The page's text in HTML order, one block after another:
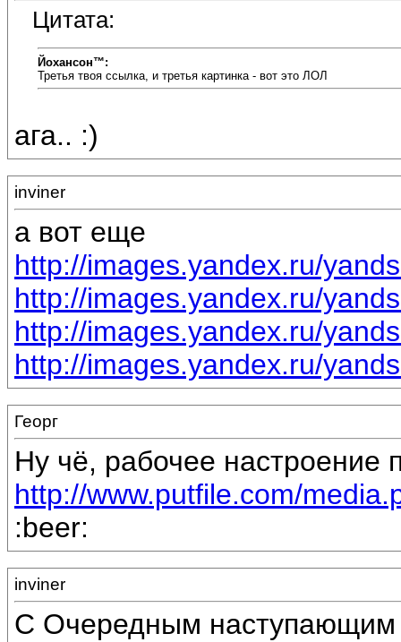
Цитата:
Йохансон™:
Третья твоя ссылка, и третья картинка - вот это ЛОЛ
ага.. :)
inviner
а вот еще
http://images.yandex.ru/
http://images.yandex.ru/
http://images.yandex.ru/
http://images.yandex.ru/
Георг
Ну чё, рабочее настроение
http://www.putfile.com/
:beer:
inviner
С Очередным